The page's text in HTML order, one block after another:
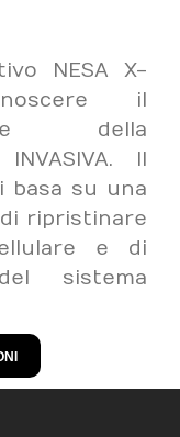
NESA X-
il
della
Il
basa su una
ripristinare
e di
sistema